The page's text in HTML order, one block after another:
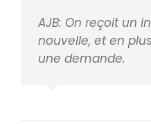
AJB: On reçoit un
nouvelle, eten
une demande.